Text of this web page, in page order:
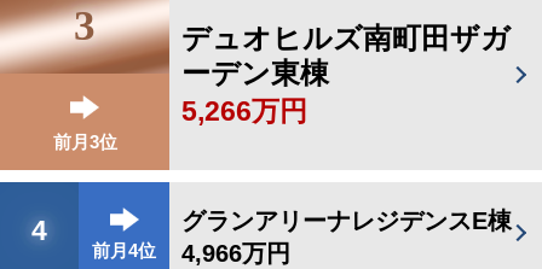
3
前月3位
デュオヒルズ南町田ザガ
ーデン東棟
5,266万円
4
前月4位
グランアリーナレジデンスE棟
4,966万円